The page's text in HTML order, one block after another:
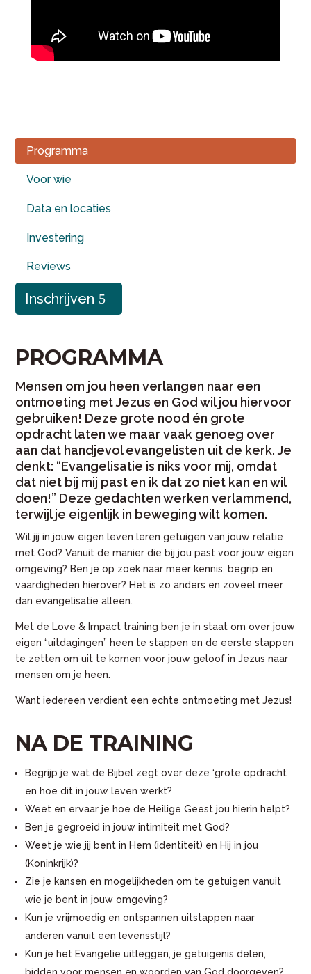
Programma
Voor wie
Data en locaties
Investering
Reviews
Inschrijven
PROGRAMMA
Mensen om jou heen verlangen naar een
ontmoeting met Jezus en God wil jou hiervoor
gebruiken! Deze grote nood én grote
opdracht laten we maar vaak genoeg over
aan dat handjevol evangelisten uit de kerk. Je
denkt: “Evangelisatie is niks voor mij, omdat
dat niet bij mij past en ik dat zo niet kan en wil
doen!” Deze gedachten werken verlammend,
terwijl je eigenlijk in beweging wilt komen.
Wil jij in jouw eigen leven leren getuigen van jouw relatie
met God? Vanuit de manier die bij jou past voor jouw eigen
omgeving? Ben je op zoek naar meer kennis, begrip en
vaardigheden hierover? Het is zo anders en zoveel meer
dan evangelisatie alleen.
Met de Love & Impact training ben je in staat om over jouw
eigen “uitdagingen” heen te stappen en de eerste stappen
te zetten om uit te komen voor jouw geloof in Jezus naar
mensen om je heen.
Want iedereen verdient een echte ontmoeting met Jezus!
NA DE TRAINING
Begrijp je wat de Bijbel zegt over deze ‘grote opdracht’
en hoe dit in jouw leven werkt?
Weet en ervaar je hoe de Heilige Geest jou hierin helpt?
Ben je gegroeid in jouw intimiteit met God?
Weet je wie jij bent in Hem (identiteit) en Hij in jou
(Koninkrijk)?
Zie je kansen en mogelijkheden om te getuigen vanuit
wie je bent in jouw omgeving?
Kun je vrijmoedig en ontspannen uitstappen naar
anderen vanuit een levensstijl?
Kun je het Evangelie uitleggen, je getuigenis delen,